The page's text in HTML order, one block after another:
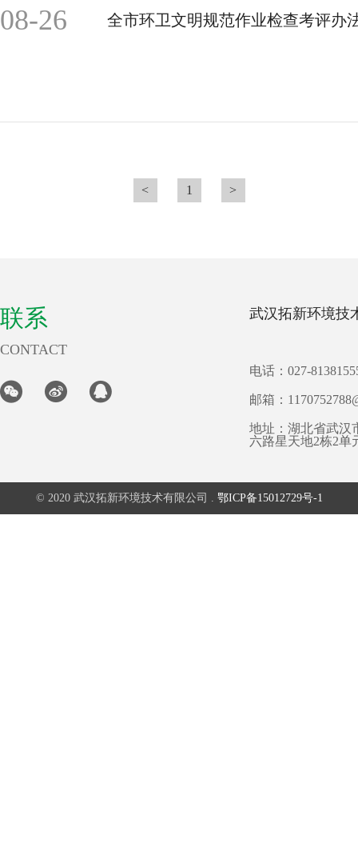
08-26 全市环卫文明规范作业检查考评办
< 1 >
联系
CONTACT
武汉拓新环境技
电话：027-
邮箱：
地址：湖北省武汉
六路星天地2栋2单
© 2020 武汉拓新环境技术有限公司 . 鄂ICP备15012729号-1